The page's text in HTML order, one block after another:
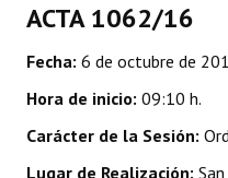
Ejecución Presupuestaria
Actas de Audiencias
NORMATIVA
ACTA 1062/16
Fecha: 6 de octubre de
Hora de inicio: 09:10 h.
Carácter de la Sesión:
Lugar de Realización: